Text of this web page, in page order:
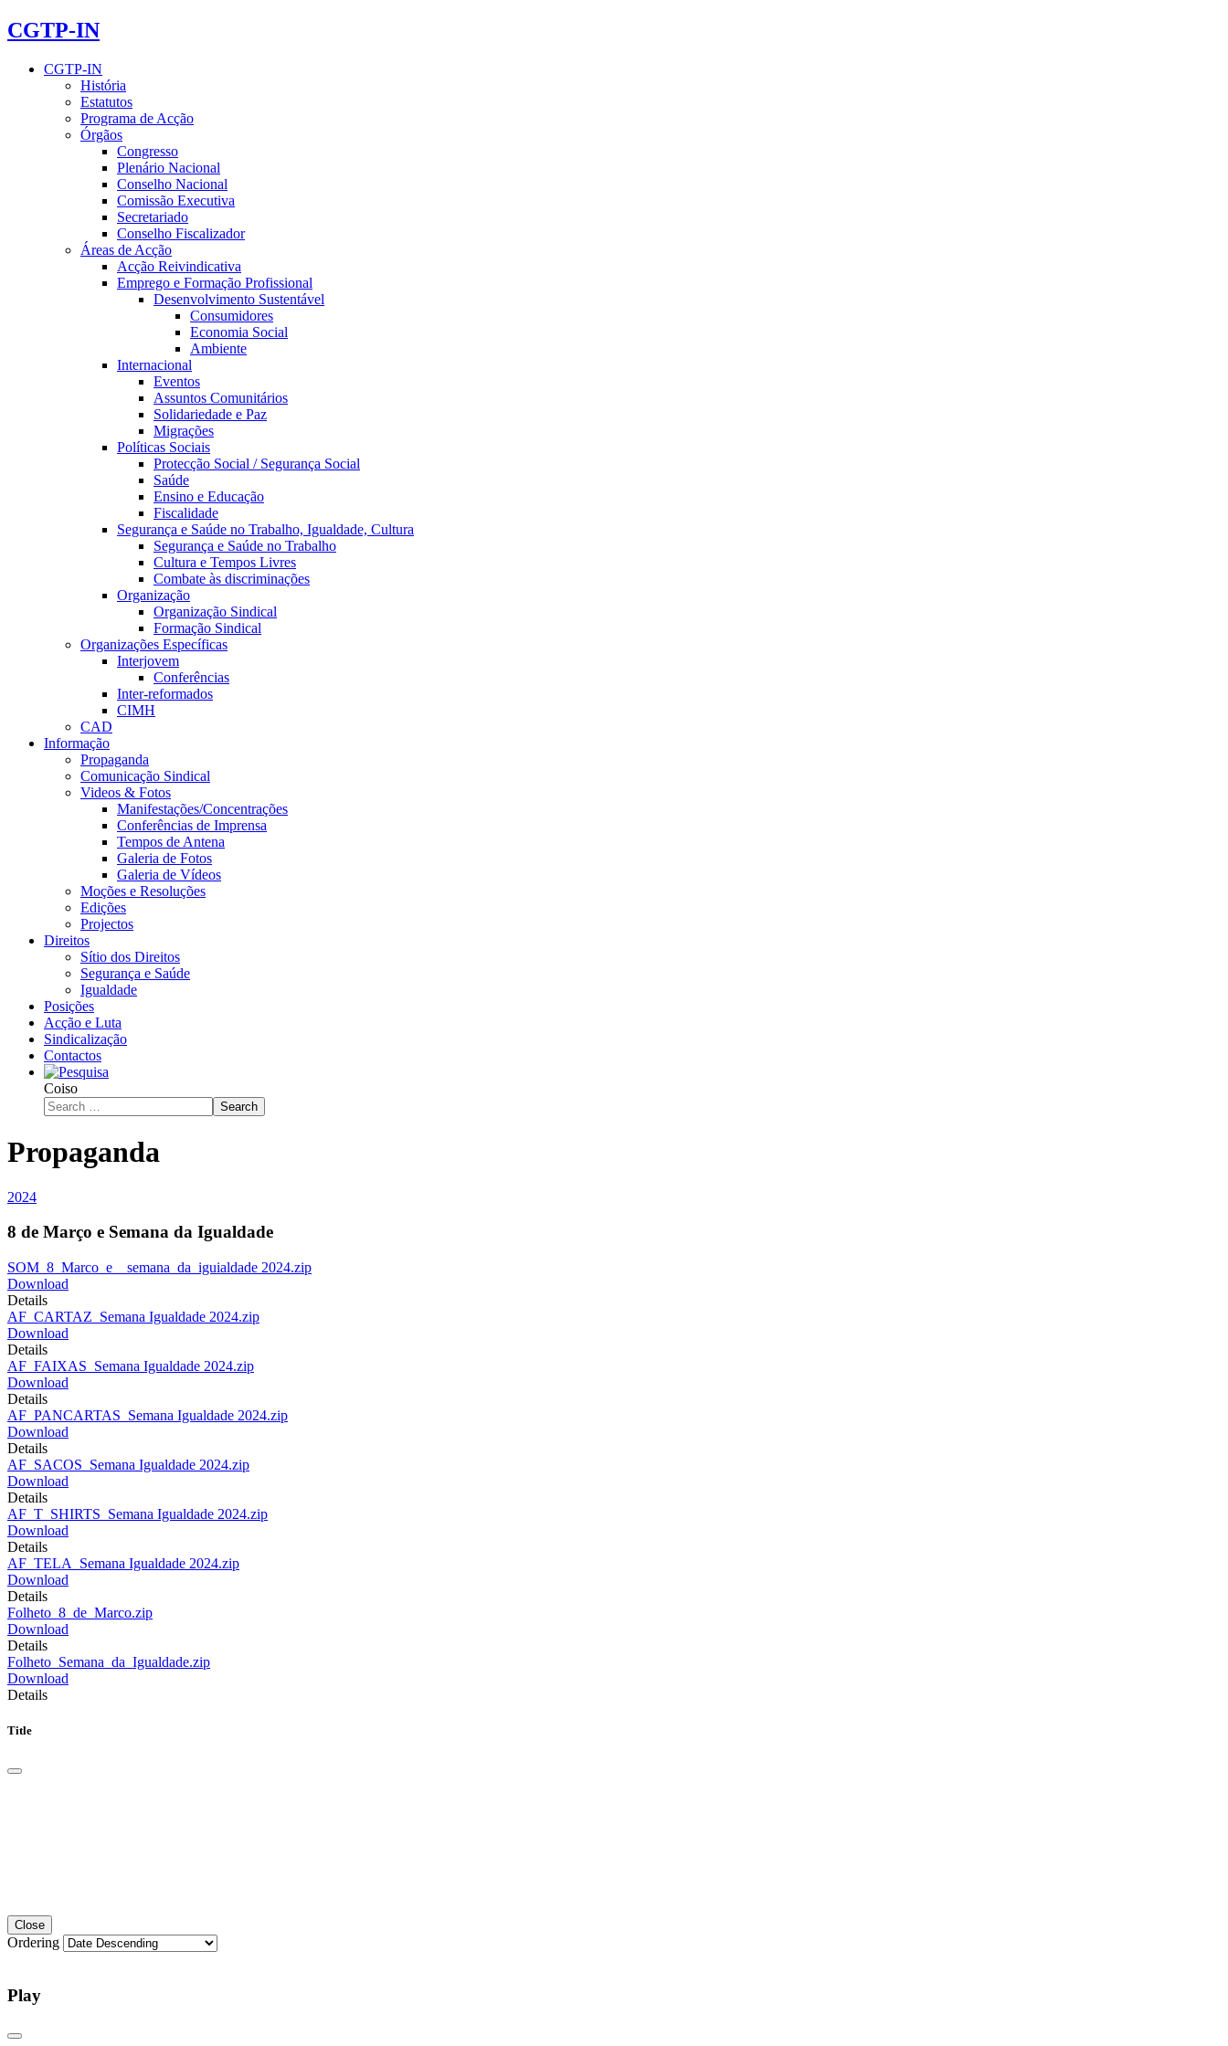
CGTP-IN
CGTP-IN
História
Estatutos
Programa de Acção
Órgãos
Congresso
Plenário Nacional
Conselho Nacional
Comissão Executiva
Secretariado
Conselho Fiscalizador
Áreas de Acção
Acção Reivindicativa
Emprego e Formação Profissional
Desenvolvimento Sustentável
Consumidores
Economia Social
Ambiente
Internacional
Eventos
Assuntos Comunitários
Solidariedade e Paz
Migrações
Políticas Sociais
Protecção Social / Segurança Social
Saúde
Ensino e Educação
Fiscalidade
Segurança e Saúde no Trabalho, Igualdade, Cultura
Segurança e Saúde no Trabalho
Cultura e Tempos Livres
Combate às discriminações
Organização
Organização Sindical
Formação Sindical
Organizações Específicas
Interjovem
Conferências
Inter-reformados
CIMH
CAD
Informação
Propaganda
Comunicação Sindical
Videos & Fotos
Manifestações/Concentrações
Conferências de Imprensa
Tempos de Antena
Galeria de Fotos
Galeria de Vídeos
Moções e Resoluções
Edições
Projectos
Direitos
Sítio dos Direitos
Segurança e Saúde
Igualdade
Posições
Acção e Luta
Sindicalização
Contactos
Coiso
Search
Propaganda
2024
8 de Março e Semana da Igualdade
SOM_8_Marco_e__semana_da_iguialdade 2024.zip
Download
Details
AF_CARTAZ_Semana Igualdade 2024.zip
Download
Details
AF_FAIXAS_Semana Igualdade 2024.zip
Download
Details
AF_PANCARTAS_Semana Igualdade 2024.zip
Download
Details
AF_SACOS_Semana Igualdade 2024.zip
Download
Details
AF_T_SHIRTS_Semana Igualdade 2024.zip
Download
Details
AF_TELA_Semana Igualdade 2024.zip
Download
Details
Folheto_8_de_Marco.zip
Download
Details
Folheto_Semana_da_Igualdade.zip
Download
Details
Title
Close
Ordering
Play